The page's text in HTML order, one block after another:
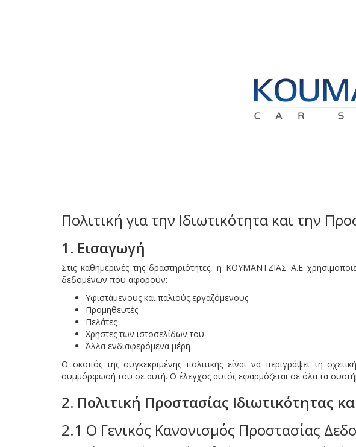
Πολιτική για την Ιδιωτικότητα και την
1. Εισαγωγή
Στις καθημερινές της δραστηριότητες, η ΚΟΥΜΑΝΤΖΙΑΣ Α.Ε
δεδομένων που αφορούν:
Υφιστάμενους και παλιούς εργαζόμενους
Προμηθευτές
Πελάτες
Χρήστες των ιστοσελίδων του
Άλλα ενδιαφερόμενα μέρη
Ο σκοπός της συγκεκριμένης πολιτικής είναι να περιγράψει τη
συμμόρφωσή του σε αυτή. Ο έλεγχος αυτός εφαρμόζεται σε όλα τα
2. Πολιτική Προστασίας Ιδιωτικότητας
2.1 Ο Γενικός Κανονισμός Προστασίας